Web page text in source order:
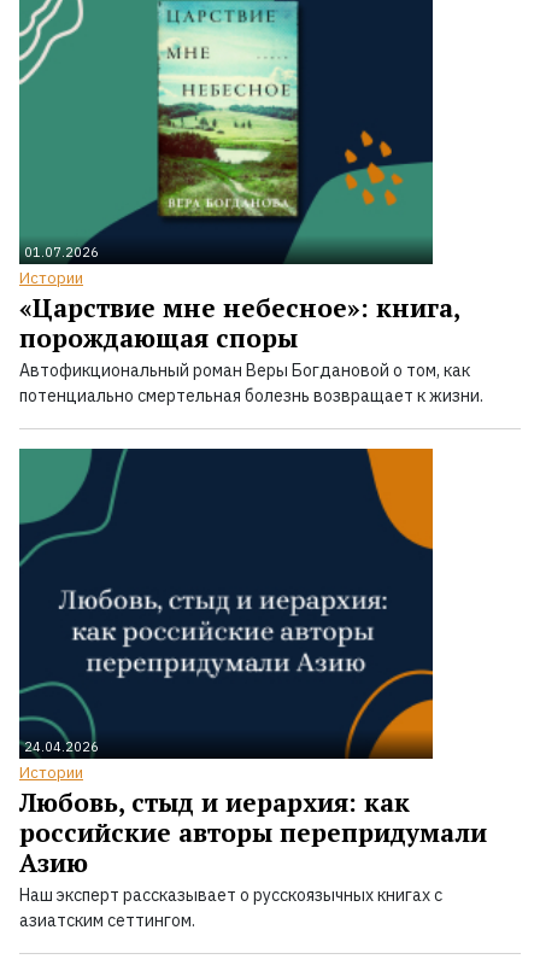
01.07.2026
Истории
«Царствие мне небесное»: книга,
порождающая споры
Автофикциональный роман Веры Богдановой о том, как
потенциально смертельная болезнь возвращает к жизни.
24.04.2026
Истории
Любовь, стыд и иерархия: как
российские авторы перепридумали
Азию
Наш эксперт рассказывает о русскоязычных книгах с
азиатским сеттингом.